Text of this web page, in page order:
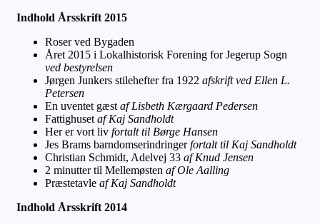
Indhold Årsskrift 2015
Roser ved Bygaden
Året 2015 i Lokalhistorisk Forening for Jegerup Sogn
ved bestyrelsen
Jørgen Junkers stilehefter fra 1922afskrift ved Ellen L.
Petersen
En uventet gæstaf Lisbeth Kærgaard Pedersen
Fattighusetaf Kaj Sandholdt
Her er vort livfortalt til Børge Hansen
Jes Brams barndomserindringerfortalt til Kaj Sandholdt
Christian Schmidt, Adelvej 33af Knud Jensen
2 minutter til Mellemøstenaf Ole Aalling
Præstetavleaf Kaj Sandholdt
Indhold Årsskrift 2014